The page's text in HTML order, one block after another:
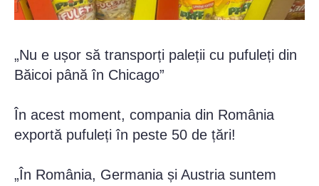
„Nu e ușor să transporți paleții cu pufuleți din
Băicoi până în Chicago”
În acest moment, compania din România
exportă pufuleți în peste 50 de țări!
„În România, Germania și Austria suntem